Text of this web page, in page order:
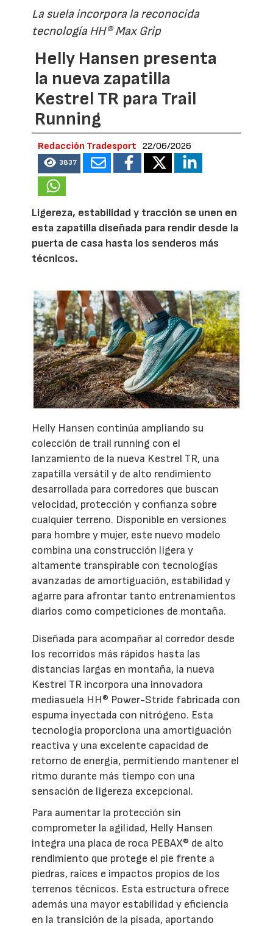
La suela incorpora la reconocida
tecnología HH® Max Grip
Helly Hansen presenta
la nueva zapatilla
Kestrel TR para Trail
Running
Redacción Tradesport 22/06/2026
3837
Ligereza, estabilidad y tracción se unen en
esta zapatilla diseñada para rendir desde la
puerta de casa hasta los senderos más
técnicos.
Helly Hansen continúa ampliando su
colección de trail running con el
lanzamiento de la nueva Kestrel TR, una
zapatilla versátil y de alto rendimiento
desarrollada para corredores que buscan
velocidad, protección y confianza sobre
cualquier terreno. Disponible en versiones
para hombre y mujer, este nuevo modelo
combina una construcción ligera y
altamente transpirable con tecnologías
avanzadas de amortiguación, estabilidad y
agarre para afrontar tanto entrenamientos
diarios como competiciones de montaña.
Diseñada para acompañar al corredor desde
los recorridos más rápidos hasta las
distancias largas en montaña, la nueva
Kestrel TR incorpora una innovadora
mediasuela HH® Power-Stride fabricada con
espuma inyectada con nitrógeno. Esta
tecnología proporciona una amortiguación
reactiva y una excelente capacidad de
retorno de energía, permitiendo mantener el
ritmo durante más tiempo con una
sensación de ligereza excepcional.
Para aumentar la protección sin
comprometer la agilidad, Helly Hansen
integra una placa de roca PEBAX® de alto
rendimiento que protege el pie frente a
piedras, raíces e impactos propios de los
terrenos técnicos. Esta estructura ofrece
además una mayor estabilidad y eficiencia
en la transición de la pisada, aportando